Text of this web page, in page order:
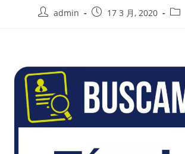
admin 17 3 月, 2020